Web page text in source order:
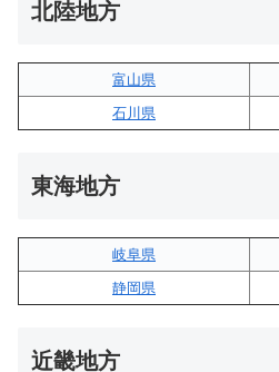
北陸地方
富山県
石川県
東海地方
岐阜県
静岡県
近畿地方